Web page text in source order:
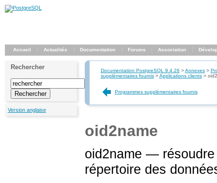
Accueil Actualités Documentation Forums Association
Rechercher
Version anglaise
Documentation PostgreSQL 9.4.26 >Annexes>
supplémentaires fournis>Applications clients>
Programmes supplémentaires fournis
oid2name
oid2name —
répertoire des